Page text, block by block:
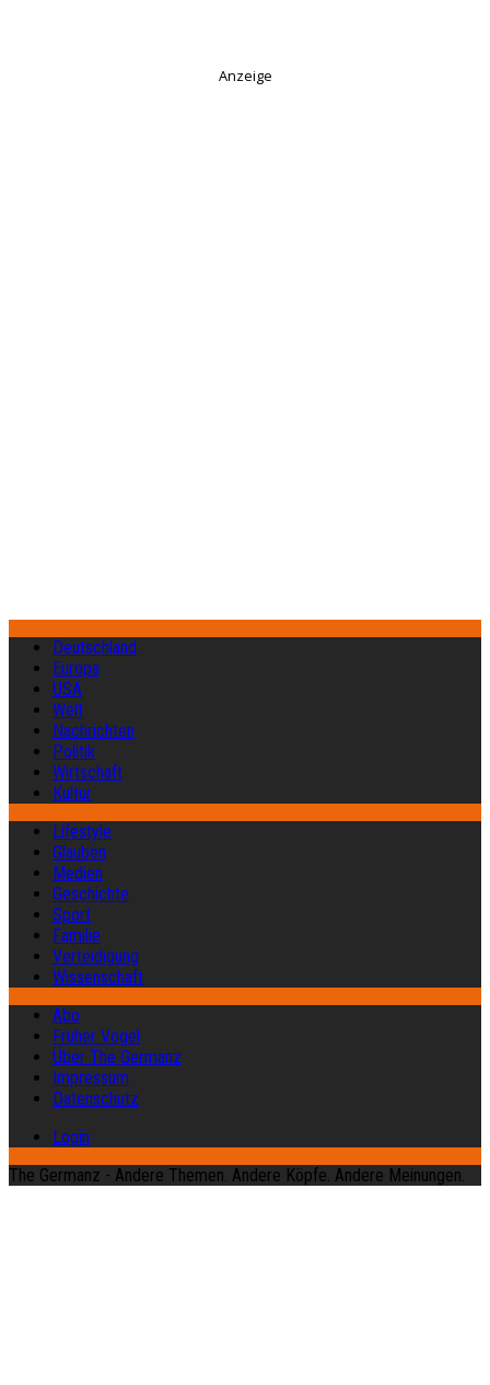
Anzeige
Deutschland
Europa
USA
Welt
Nachrichten
Politik
Wirtschaft
Kultur
Lifestyle
Glauben
Medien
Geschichte
Sport
Familie
Verteidigung
Wissenschaft
Abo
Früher Vogel
Über The Germanz
Impressum
Datenschutz
Login
The Germanz - Andere Themen. Andere Köpfe. Andere Meinungen.